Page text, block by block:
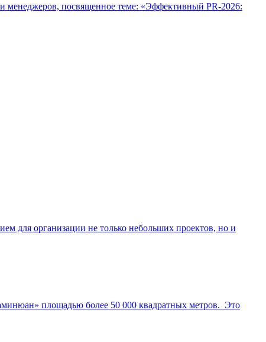
посвященное теме: «Эффективный PR-2026:
для организации не только небольших проектов, но и
площадью более 50 000 квадратных метров. Это